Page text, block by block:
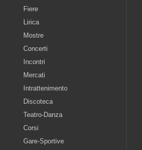
Fiere
Lirica
Mostre
Concerti
Incontri
Mercati
Intrattenimento
Discoteca
Teatro-Danza
Corsi
Gare-Sportive